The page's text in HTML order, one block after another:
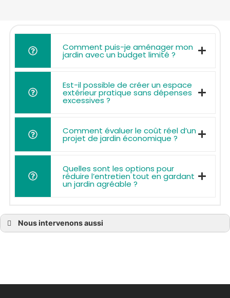
Comment puis-je aménager mon
jardin avec un budget limité ?
Est-il possible de créer un espace
extérieur pratique sans dépenses
excessives ?
Comment évaluer le coût réel d’un
projet de jardin économique ?
Quelles sont les options pour
réduire l’entretien tout en gardant
un jardin agréable ?
Nous intervenons aussi